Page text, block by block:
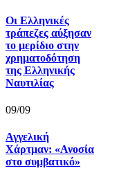
Οι Ελληνικές
τράπεζες αύξησαν
το μερίδιο στην
χρηματοδότηση
της Ελληνικής
Ναυτιλίας
09/09
Αγγελική
Χάρτμαν: «Ανοσία
στο συμβατικό»